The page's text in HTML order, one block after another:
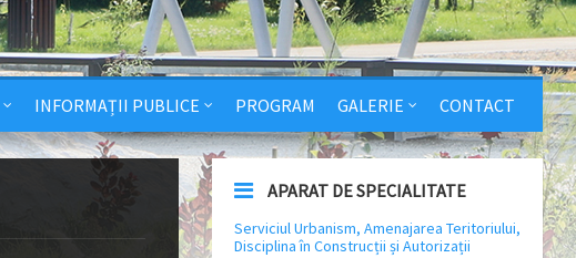
INFORMAȚII PUBLICE PROGRAM GALERIE CONTACT
APARAT DE SPECIALITATE
Serviciul Urbanism, Amenajarea Teritoriului,
Disciplina în Construcții și Autorizații